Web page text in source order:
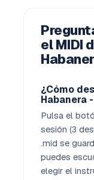
el MIDI
¿Cómo
Habanera
Pulsa el
sesión (3
.mid se
puedes
elegir el